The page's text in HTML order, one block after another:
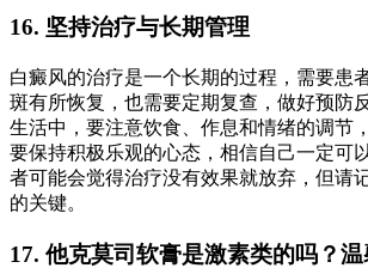
16. 坚持治疗与长期管理
白癜风的治疗是一个长期的过程，需要患
斑有所恢复，也需要定期复查，做好预防
生活中，要注意饮食、作息和情绪的调节
要保持积极乐观的心态，相信自己一定可
者可能会觉得治疗没有效果就放弃，但请
的关键。
17. 他克莫司软膏是激素类的吗？